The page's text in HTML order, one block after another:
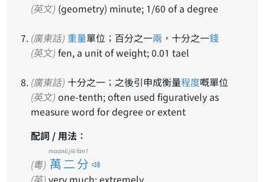
(英文) (geometry) minute; 1/60 of a degree
(廣東話) 重量單位；百分之一兩 ，十分之一錢
(英文) fen, a unit of weight; 0.01 tael
(廣東話) 十分之一；之後引申成衡量程度嘅單位
(英文)
measure word for degree or extent
配詞 / 用法：
(粵) 萬二分
maan6 ji6 fan1
(英) very much; extremely